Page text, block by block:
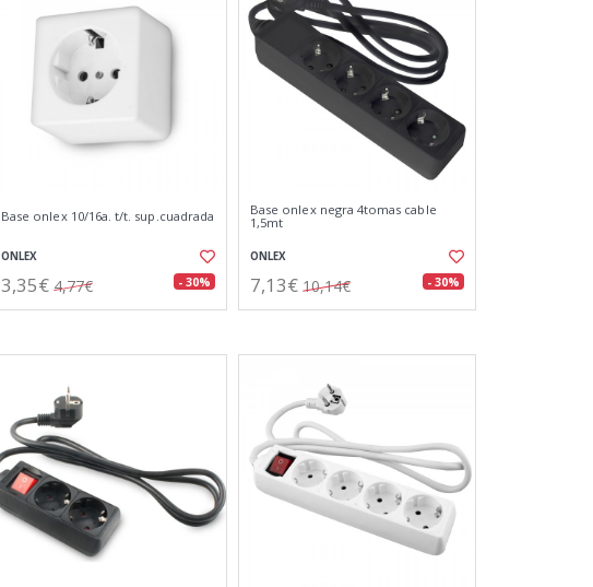
Base onlex 10/16a. t/t. sup.cuadrada
ONLEX
3,35€ 4,77€ - 30%
Base onlex negra 4tomas cable
1,5mt
ONLEX
7,13€ 10,14€ - 30%